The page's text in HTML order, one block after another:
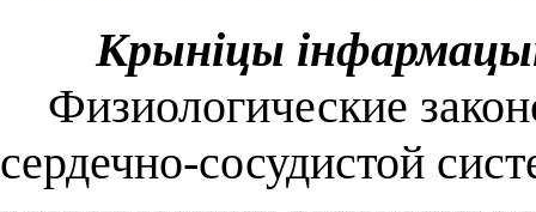
Крыніцы
Физиологические
сердечно-сосудистой